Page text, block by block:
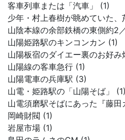
客車列車または「汽車」 (1)
少年・村上春樹が眺めていた、
山陰本線の余部鉄橋の東側約2
山陽姫路駅のキンコンカン (1)
山陽板宿のダイエー裏のお好
山陽線の客車急行 (1)
山陽電車の兵庫駅 (3)
山電・姫路駅の「山陽そば」 (1)
山電須磨駅そばにあった『藤
岡崎財閥 (1)
岩屋市場 (1)